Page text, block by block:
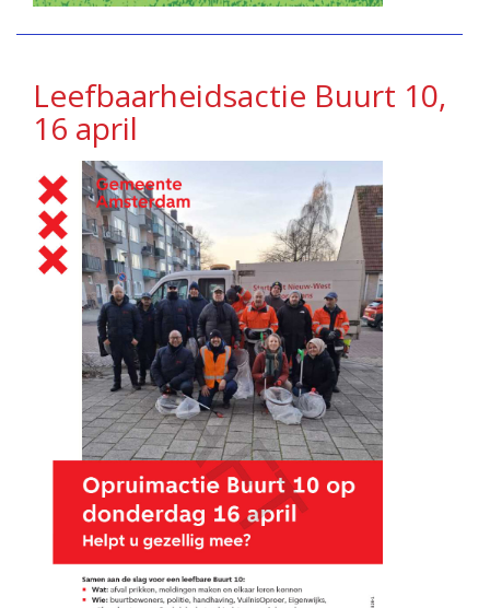
Leefbaarheidsactie Buurt 10,
16 april